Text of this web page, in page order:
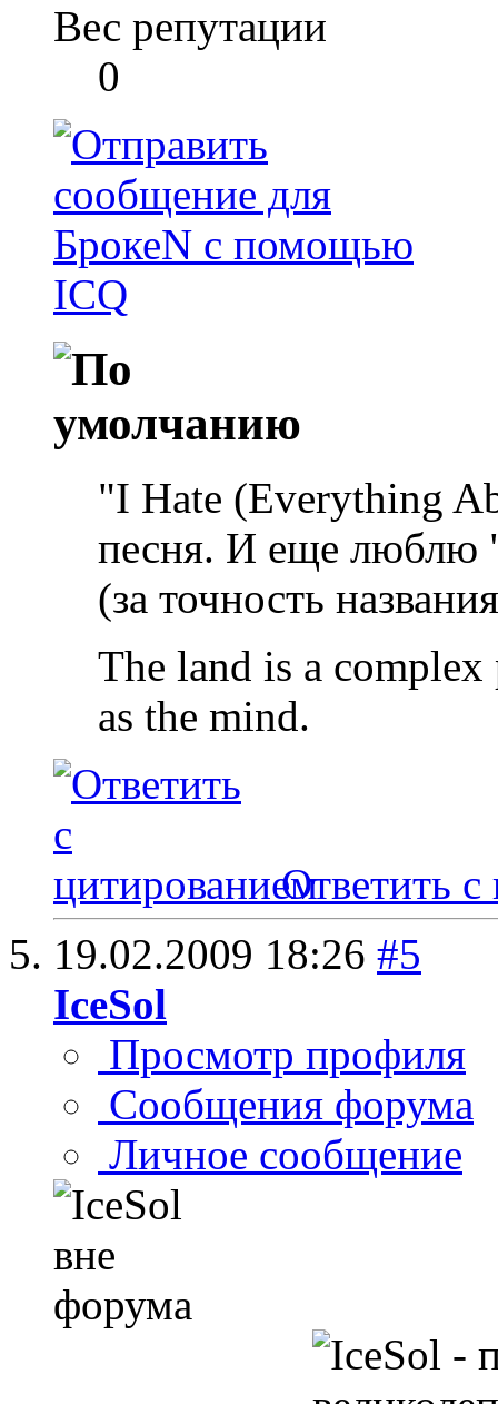
Вес репутации
0
"I Hate (Everything
песня. И еще люблю
(за точность
The land is a
as the mind.
Ответить с
19.02.2009 18:26 #5
IceSol
Просмотр профиля
Сообщения форума
Личное сообщение